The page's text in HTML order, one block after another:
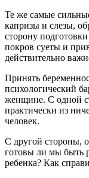
Те же самые
капризы и слезы,
сторону
покров суеты и
действительно
Принять
психологический
женщине. С одной
практически из
человек.
С другой стороны,
готовы ли мы быть
ребенка? Как